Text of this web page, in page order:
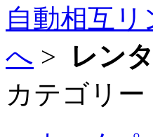
自動相互
へ >
レン
カテゴリー